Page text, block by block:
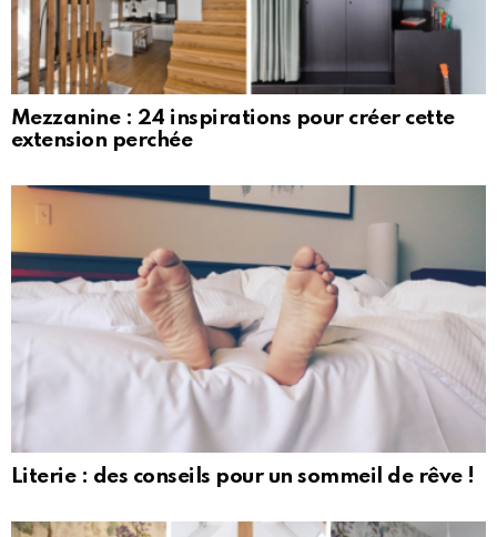
Mezzanine : 24 inspirations pour créer cette
extension perchée
Literie : des conseils pour un sommeil de rêve !